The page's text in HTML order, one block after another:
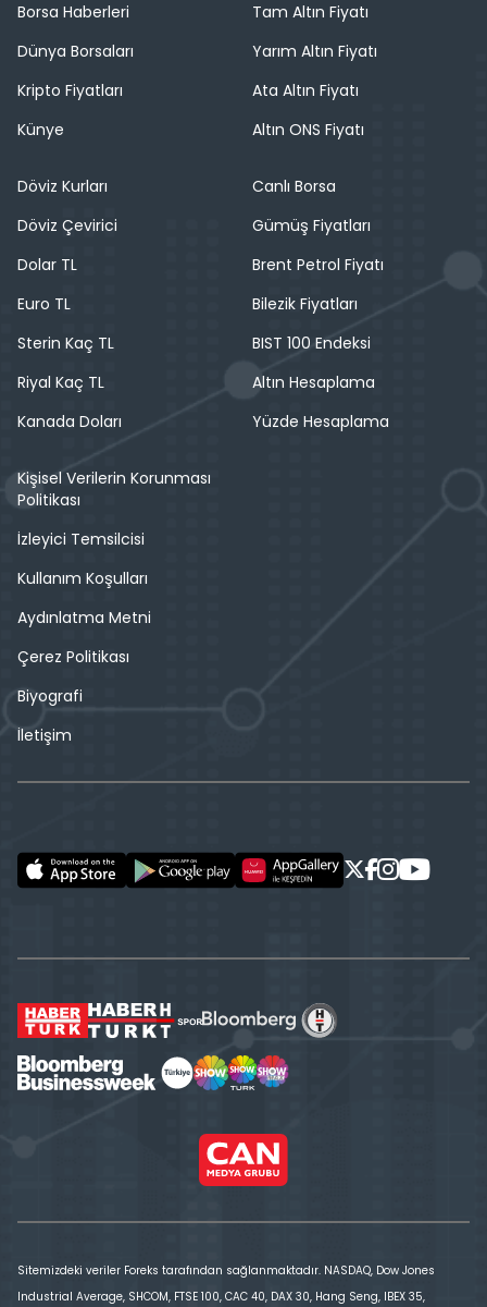
Borsa Haberleri
Dünya Borsaları
Kripto Fiyatları
Künye
Tam Altın Fiyatı
Yarım Altın Fiyatı
Ata Altın Fiyatı
Altın ONS Fiyatı
Döviz Kurları
Döviz Çevirici
Dolar TL
Euro TL
Sterin Kaç TL
Riyal Kaç TL
Kanada Doları
Canlı Borsa
Gümüş Fiyatları
Brent Petrol Fiyatı
Bilezik Fiyatları
BIST 100 Endeksi
Altın Hesaplama
Yüzde Hesaplama
Kişisel Verilerin Korunması
Politikası
İzleyici Temsilcisi
Kullanım Koşulları
Aydınlatma Metni
Çerez Politikası
Biyografi
İletişim
Sitemizdeki veriler Foreks tarafından sağlanmaktadır. NASDAQ, Dow Jones
Industrial Average, SHCOM, FTSE 100, CAC 40, DAX 30, Hang Seng, IBEX 35,